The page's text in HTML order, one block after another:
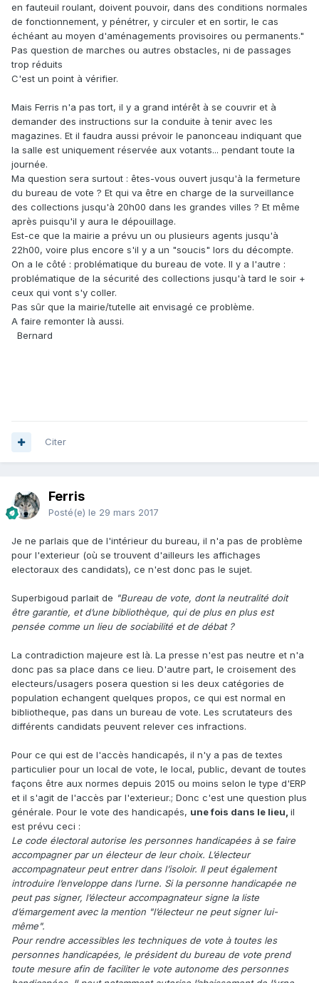
en fauteuil roulant, doivent pouvoir, dans des conditions normales
de fonctionnement, y pénétrer, y circuler et en sortir, le cas
échéant au moyen d'aménagements provisoires ou permanents."
Pas question de marches ou autres obstacles, ni de passages
trop réduits
C'est un point à vérifier.
Mais Ferris n'a pas tort, il y a grand intérêt à se couvrir et à
demander des instructions sur la conduite à tenir avec les
magazines. Et il faudra aussi prévoir le panonceau indiquant que
la salle est uniquement réservée aux votants... pendant toute la
journée.
Ma question sera surtout : êtes-vous ouvert jusqu'à la fermeture
du bureau de vote ? Et qui va être en charge de la surveillance
des collections jusqu'à 20h00 dans les grandes villes ? Et même
après puisqu'il y aura le dépouillage.
Est-ce que la mairie a prévu un ou plusieurs agents jusqu'à
22h00, voire plus encore s'il y a un "soucis" lors du décompte.
On a le côté : problématique du bureau de vote. Il y a l'autre :
problématique de la sécurité des collections jusqu'à tard le soir +
ceux qui vont s'y coller.
Pas sûr que la mairie/tutelle ait envisagé ce problème.
A faire remonter là aussi.
Bernard
Citer
Ferris
Posté(e) le 29 mars 2017
Je ne parlais que de l'intérieur du bureau, il n'a pas de problème
pour l'exterieur (où se trouvent d'ailleurs les affichages
electoraux des candidats), ce n'est donc pas le sujet.
Superbigoud parlait de "Bureau de vote, dont la neutralité doit
être garantie, et d’une bibliothèque, qui de plus en plus est
pensée comme un lieu de sociabilité et de débat ?
La contradiction majeure est là. La presse n'est pas neutre et n'a
donc pas sa place dans ce lieu. D'autre part, le croisement des
electeurs/usagers posera question si les deux catégories de
population echangent quelques propos, ce qui est normal en
bibliotheque, pas dans un bureau de vote. Les scrutateurs des
différents candidats peuvent relever ces infractions.
Pour ce qui est de l'accès handicapés, il n'y a pas de textes
particulier pour un local de vote, le local, public, devant de toutes
façons être aux normes depuis 2015 ou moins selon le type d'ERP
et il s'agit de l'accès par l'exterieur.; Donc c'est une question plus
générale. Pour le vote des handicapés, une fois dans le lieu, il
est prévu ceci :
Le code électoral autorise les personnes handicapées à se faire
accompagner par un électeur de leur choix. L’électeur
accompagnateur peut entrer dans l’isoloir. Il peut également
introduire l’enveloppe dans l’urne. Si la personne handicapée ne
peut pas signer, l’électeur accompagnateur signe la liste
d’émargement avec la mention "l’électeur ne peut signer lui-
même".
Pour rendre accessibles les techniques de vote à toutes les
personnes handicapées, le président du bureau de vote prend
toute mesure afin de faciliter le vote autonome des personnes